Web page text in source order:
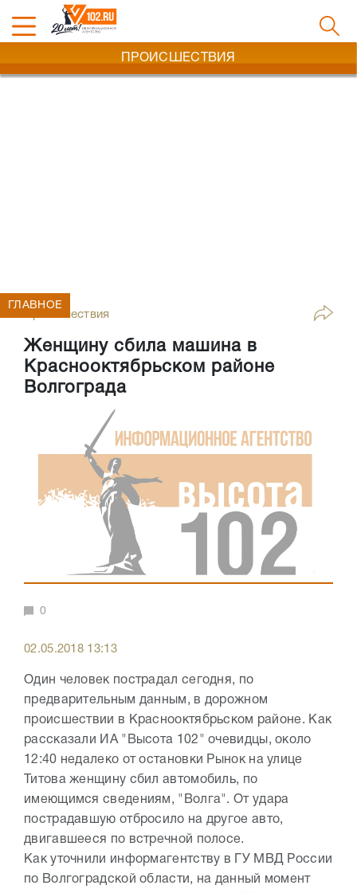
ПРОИСШЕСТВИЯ
Происшествия
Женщину сбила машина в
Краснооктябрьском районе
Волгограда
ГЛАВНОЕ
0
02.05.2018 13:13
Один человек пострадал сегодня, по
предварительным данным, в дорожном
происшествии в Краснооктябрьском районе. Как
рассказали ИА "Высота 102" очевидцы, около
12:40 недалеко от остановки Рынок на улице
Титова женщину сбил автомобиль, по
имеющимся сведениям, "Волга". От удара
пострадавшую отбросило на другое авто,
двигавшееся по встречной полосе.
Как уточнили информагентству в ГУ МВД России
по Волгоградской области, на данный момент